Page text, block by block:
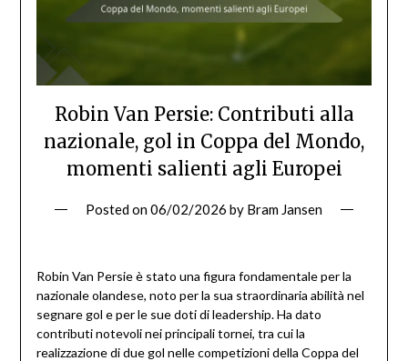
Robin Van Persie: Contributi alla
nazionale, gol in Coppa del Mondo,
momenti salienti agli Europei
Posted on06/02/2026 by Bram Jansen
Robin Van Persie è stato una figura fondamentale per la
nazionale olandese, noto per la sua straordinaria abilità nel
segnare gol e per le sue doti di leadership. Ha dato
contributi notevoli nei principali tornei, tra cui la
realizzazione di due gol nelle competizioni della Coppa del